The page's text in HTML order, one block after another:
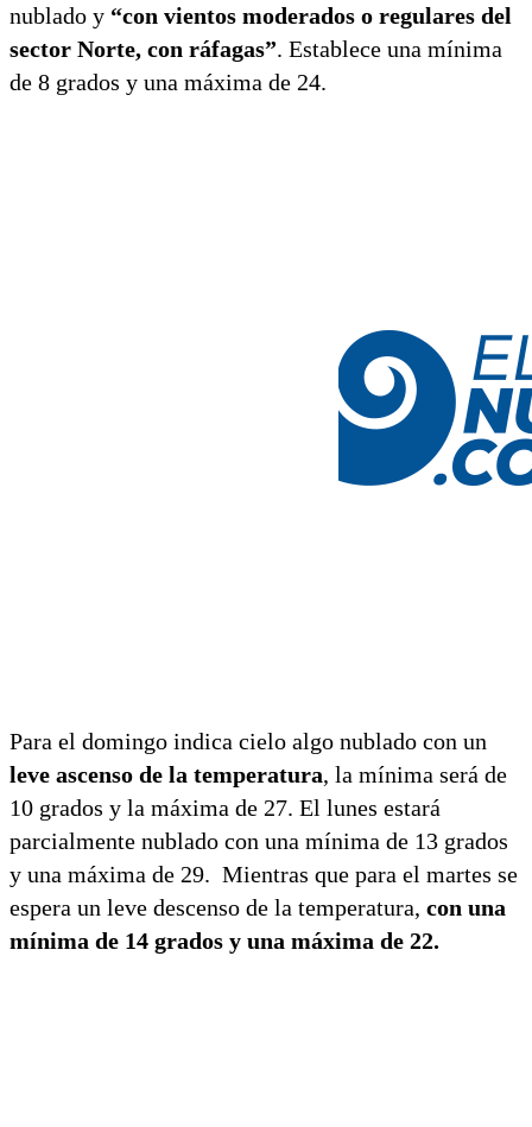
nublado y “con vientos moderados o regulares del
sector Norte, con ráfagas”. Establece una mínima
de 8 grados y una máxima de 24.
Para el domingo indica cielo algo nublado con un
leve ascenso de la temperatura, la mínima será de
10 grados y la máxima de 27. El lunes estará
parcialmente nublado con una mínima de 13 grados
y una máxima de 29. Mientras que para el martes se
espera un leve descenso de la temperatura, con una
mínima de 14 grados y una máxima de 22.